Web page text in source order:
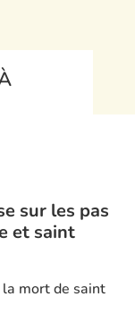
sur les pas
et saint
mort de saint